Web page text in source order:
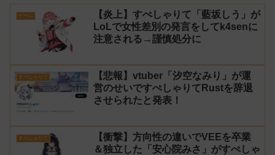
ゲーム
【炎上】すぺしゃりて「藍坂しう」が
LoLで女性差別の発言をしてk4senに
注意される→謹慎処分に
すぺしゃりて
【悲報】vtuber「汐空なみり」が運
営のせいですぺしゃりてRustを辞退
させられたと発表！
すぺしゃりて
【衝撃】方向性の違いでVEEを卒業
＆独立した「安心院みさ」がすぺしゃ